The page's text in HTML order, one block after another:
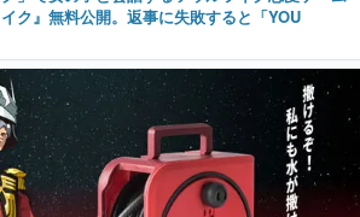
ク』無料公開。返事に失敗すると「YOU